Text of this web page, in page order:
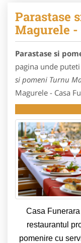
Parastase
Magurele -
Parastase si
pagina unde
si pomeni Turnu
Magurele - Casa
Casa
restaurantul
pomenire cu